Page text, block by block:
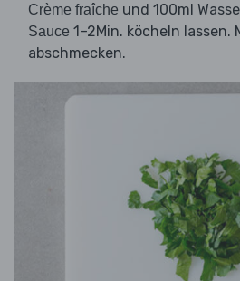
Crème fraîche und 100ml
Sauce 1–2Min. köcheln
abschmecken.